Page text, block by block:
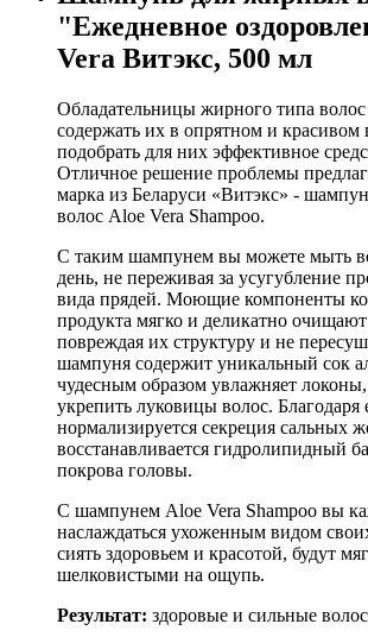
"Ежедневное
Vera Витэкс, 500 мл
Обладательницы жирного типа волос
содержать их в опрятном и красивом
подобрать для них эффективное
Отличное решение проблемы
марка из Беларуси «Витэкс» -
волос Aloe Vera Shampoo.
С таким шампунем вы можете мыть
день, не переживая за усугубление
вида прядей. Моющие компоненты
продукта мягко и деликатно
повреждая их структуру и не
шампуня содержит уникальный сок
чудесным образом увлажняет
укрепить луковицы волос. Благодаря
нормализируется секреция сальных
восстанавливается гидролипидный
покрова головы.
С шампунем Aloe Vera Shampoo вы
наслаждаться ухоженным видом
сиять здоровьем и красотой, будут
шелковистыми на ощупь.
Результат: здоровые и сильные